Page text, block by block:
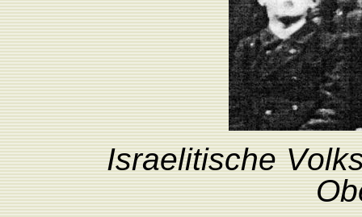
Israelitische V